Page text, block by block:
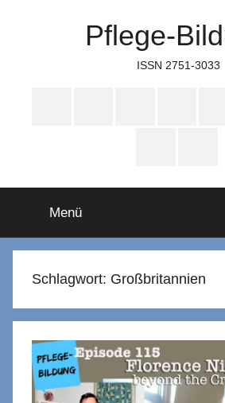
Pflege-
ISSN 2751-3033
Menü
Schlagwort: Großbritannien